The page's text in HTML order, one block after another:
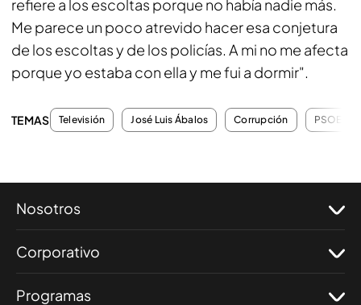
refiere a los escoltas porque no había nadie más.
Me parece un poco atrevido hacer esa conjetura
de los escoltas y de los policías. A mi no me afecta
porque yo estaba con ella y me fui a dormir".
TEMAS Televisión José Luis Ábalos Corrupción PSOE
Nosotros
Corporativo
Programas